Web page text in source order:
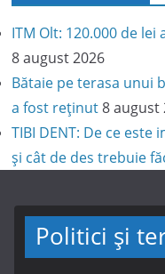
ITM Olt: 120.000 de
8 august 2026
Bătaie pe terasa unui
a fost reținut 8 august
TIBI DENT: De ce
și cât de des trebuie
Politici și